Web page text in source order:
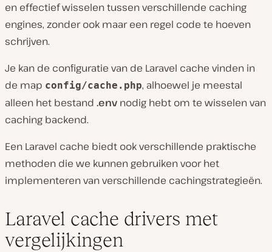
en effectief wisselen tussen verschillende caching
engines, zonder ook maar een regel code te hoeven
schrijven.
Je kan de configuratie van de Laravel cache vinden in
de map config/cache.php, alhoewel je meestal
alleen het bestand .env nodig hebt om te wisselen van
caching backend.
Een Laravel cache biedt ook verschillende praktische
methoden die we kunnen gebruiken voor het
implementeren van verschillende cachingstrategieën.
Laravel cache drivers met
vergelijkingen